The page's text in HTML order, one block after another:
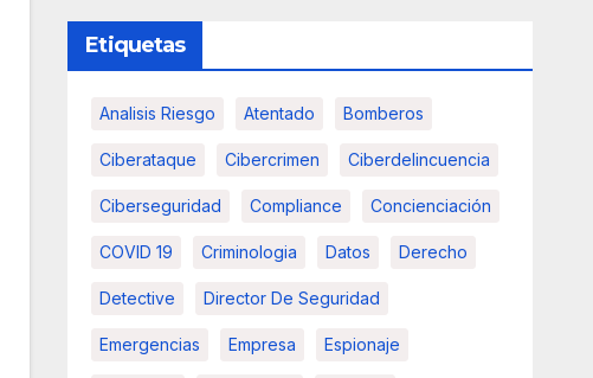
Etiquetas
Analisis Riesgo Atentado Bomberos
Ciberataque Cibercrimen Ciberdelincuencia
Ciberseguridad Compliance Concienciación
COVID 19 Criminologia Datos Derecho
Detective Director De Seguridad
Emergencias Empresa Espionaje